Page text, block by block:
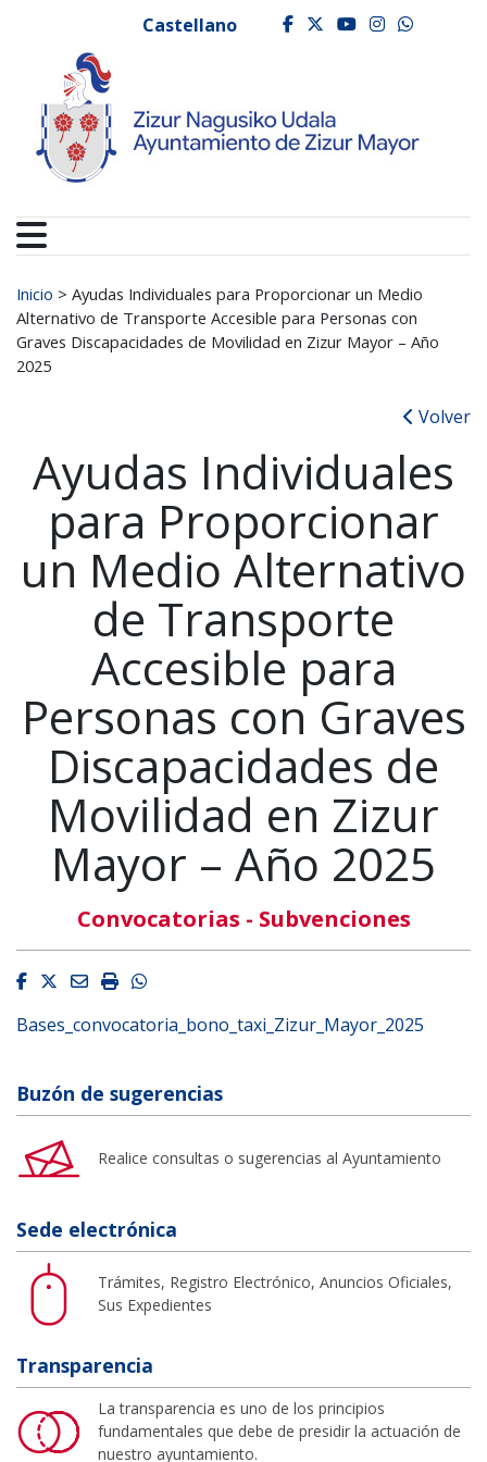
Ayuntamiento de
Castellano facebook
twitter
youtube
Buscar:
Inicio > Ayudas Individuales para Proporcionar un Medio
Alternativo de Transporte Accesible para Personas con
Graves Discapacidades de Movilidad en Zizur Mayor – Año
2025​
Volver
Ayudas Individuales
para Proporcionar
un Medio Alternativo
de Transporte
Accesible para
Personas con Graves
Discapacidades de
Movilidad en Zizur
Mayor – Año 2025​
Convocatorias - Subvenciones
Facebook
Twitter
EmailImprimirWhatsapp
Bases_convocatoria_bono_taxi_Zizur_Mayor_2025
Buzón de sugerencias
Realice consultas o sugerencias al Ayuntamiento
Sede electrónica
Trámites, Registro Electrónico, Anuncios Oficiales,
Sus Expedientes
Transparencia
La transparencia es uno de los principios
fundamentales que debe de presidir la actuación de
nuestro ayuntamiento.